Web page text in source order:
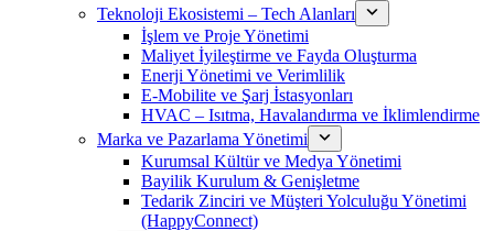
Teknoloji Ekosistemi – Tech Alanları
İşlem ve Proje Yönetimi
Maliyet İyileştirme ve Fayda Oluşturma
Enerji Yönetimi ve Verimlilik
E-Mobilite ve Şarj İstasyonları
HVAC – Isıtma, Havalandırma ve İklimlendirme
Marka ve Pazarlama Yönetimi
Kurumsal Kültür ve Medya Yönetimi
Bayilik Kurulum & Genişletme
Tedarik Zinciri ve Müşteri Yolculuğu Yönetimi
(HappyConnect)